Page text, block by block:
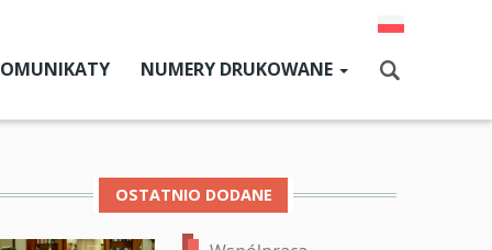
NUMERY DRUKOWANE
Aktualny numer
OSTATNIO DODANE